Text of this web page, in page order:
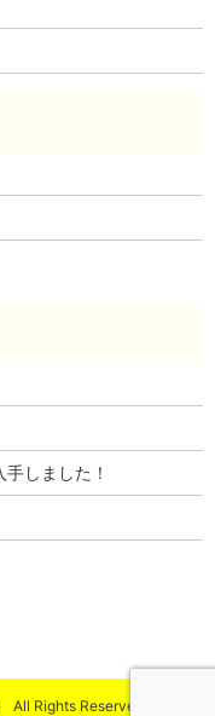
しました！
All Rights Reserved.